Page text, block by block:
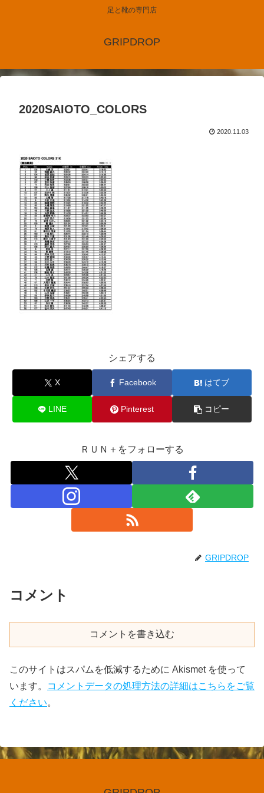
足と靴の専門店
GRIPDROP
2020SAIOTO_COLORS
2020.11.03
シェアする
X Facebook はてブ
LINE Pinterest コピー
ＲＵＮ＋をフォローする
GRIPDROP
コメント
コメントを書き込む
このサイトはスパムを低減するために Akismet を使って
います。
コメントデータの処理方法の詳細はこちらをご覧
ください。